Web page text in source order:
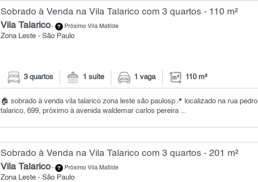
Sobrado à Venda na Vila Talarico com 3 quartos - 110 m²
Vila Talarico- Próximo Vila Matilde
Zona Leste - São Paulo
3 quartos 1 suíte 1 vaga 110 m²
🏠 sobrado à venda vila talarico zona leste são paulosp📍 localizado na rua pedro
talarico, 699, próximo à avenida waldemar carlos pereira ...
Sobrado à Venda na Vila Talarico com 3 quartos - 201 m²
Vila Talarico- Próximo Vila Matilde
Zona Leste - São Paulo